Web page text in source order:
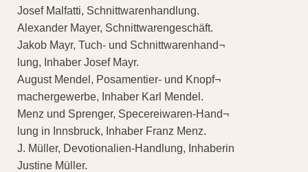
Josef Malfatti, Schnittwarenhandlung.
Alexander Mayer, Schnittwarengeschäft.
Jakob Mayr, Tuch- und Schnittwarenhand¬
lung, Inhaber Josef Mayr.
August Mendel, Posamentier- und Knopf¬
machergewerbe, Inhaber Karl Mendel.
Menz und Sprenger, Specereiwaren-Hand¬
lung in Innsbruck, Inhaber Franz Menz.
J. Müller, Devotionalien-Handlung, Inhaberin
Justine Müller.